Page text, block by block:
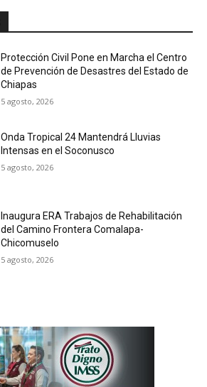
Protección Civil Pone en Marcha el Centro
de Prevención de Desastres del Estado de
Chiapas
5 agosto, 2026
Onda Tropical 24 Mantendrá Lluvias
Intensas en el Soconusco
5 agosto, 2026
Inaugura ERA Trabajos de Rehabilitación
del Camino Frontera Comalapa-
Chicomuselo
5 agosto, 2026